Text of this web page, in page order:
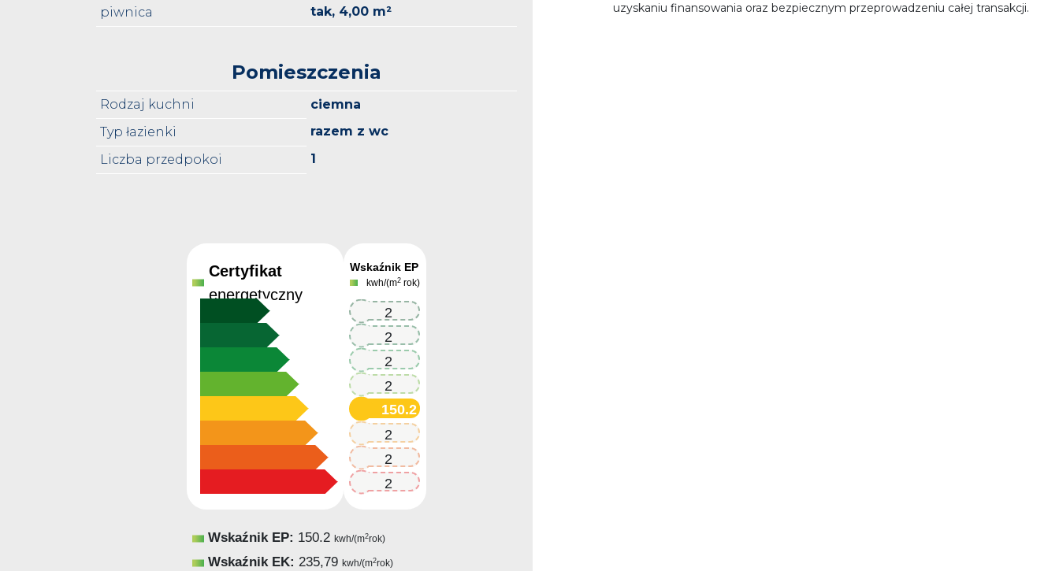
piwnica
tak, 4,00 m²
Pomieszczenia
Rodzaj kuchni
ciemna
Typ łazienki
razem z wc
Liczba przedpokoi
1
Certyfikat
energetyczny
Wskaźnik EP
kwh/(m2 rok)
150.2
150.2
150.2
150.2
150.2
150.2
150.2
150.2
Wskaźnik EP: 150.2 kwh/(m2rok)
Wskaźnik EK: 235,79 kwh/(m2rok)
uzyskaniu finansowania oraz bezpiecznym przeprowadzeniu całej transakcji.